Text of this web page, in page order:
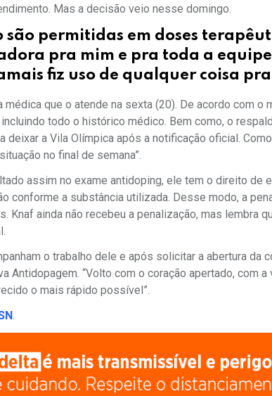
Mas a decisão veio nesse domingo.
são permitidas em doses
pra mim e pra toda a
fiz uso de qualquer coisa
médica que o atende na sexta (20). De acordo com
todo o histórico médico. Bem como, o
deixar a Vila Olímpica após a notificação oficial.
no final de semana”.
assim no exame antidoping, ele tem o direito de
conforme a substância utilizada. Desse modo, a
Knaf ainda não recebeu a penalização, mas lembra
o trabalho dele e após solicitar a abertura da
Antidopagem. “Volto com o coração apertado, com
o mais rápido possível”.
.